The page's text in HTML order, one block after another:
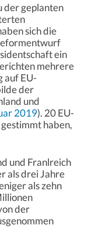
der geplanten
sich die
ein
mehrere
auf EU-
der
und
2019). 20 EU-
haben,
und Franlreich
als drei Jahre
als zehn
der